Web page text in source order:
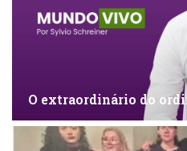
O extraordinário do